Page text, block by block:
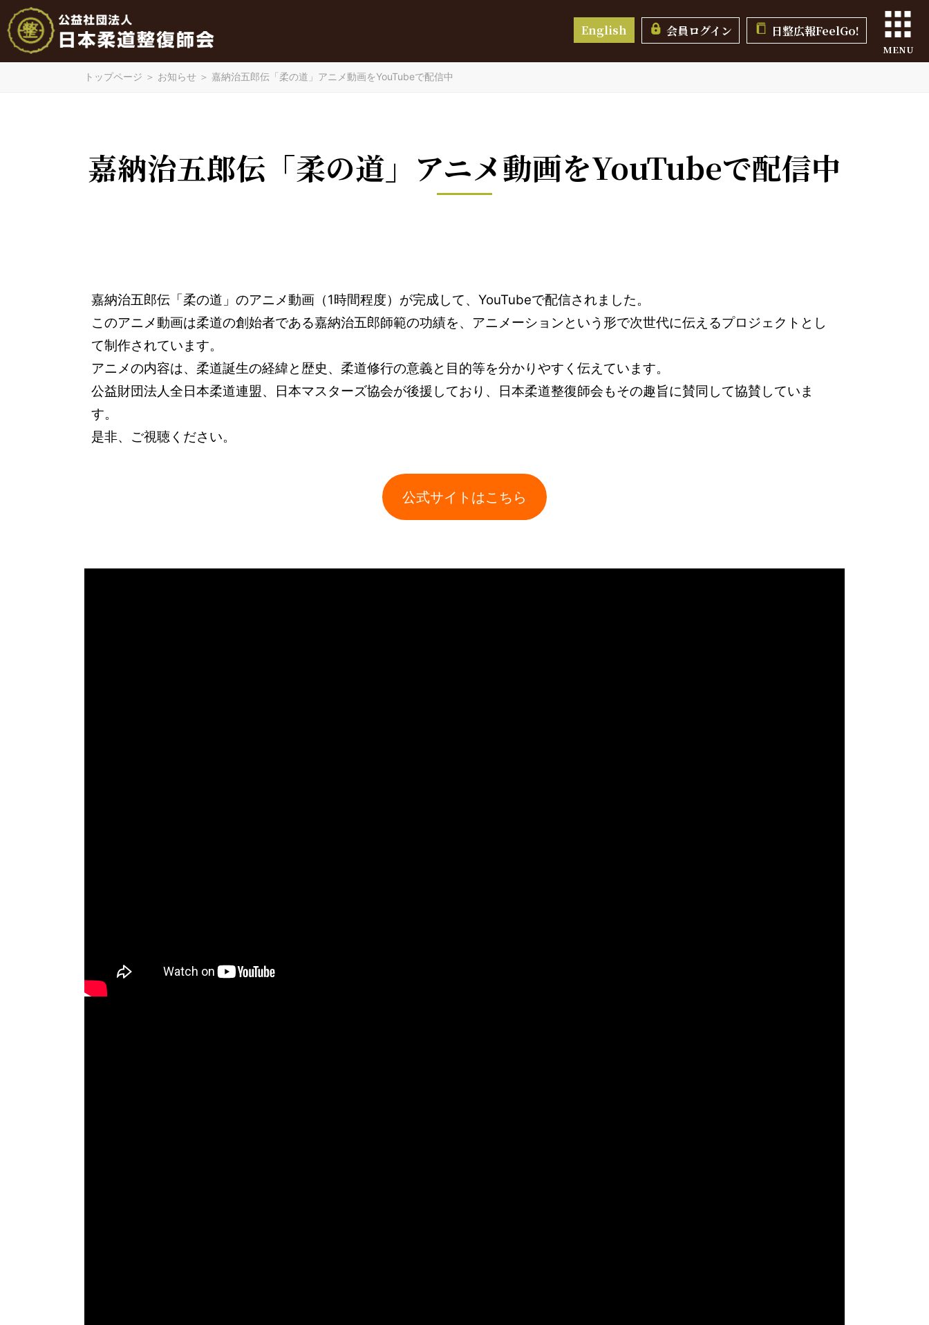
MENU
English 会員ログイン 日整広報FeelGo!
トップページ ＞ お知らせ ＞ 嘉納治五郎伝「柔の道」アニメ動画をYouTubeで配信中
嘉納治五郎伝「柔の道」アニメ動画をYouTubeで配信中
嘉納治五郎伝「柔の道」のアニメ動画（1時間程度）が完成して、YouTubeで配信されました。
このアニメ動画は柔道の創始者である嘉納治五郎師範の功績を、アニメーションという形で次世代に伝えるプロジェクトとし
て制作されています。
アニメの内容は、柔道誕生の経緯と歴史、柔道修行の意義と目的等を分かりやすく伝えています。
公益財団法人全日本柔道連盟、日本マスターズ協会が後援しており、日本柔道整復師会もその趣旨に賛同して協賛していま
す。
是非、ご視聴ください。
公式サイトはこちら